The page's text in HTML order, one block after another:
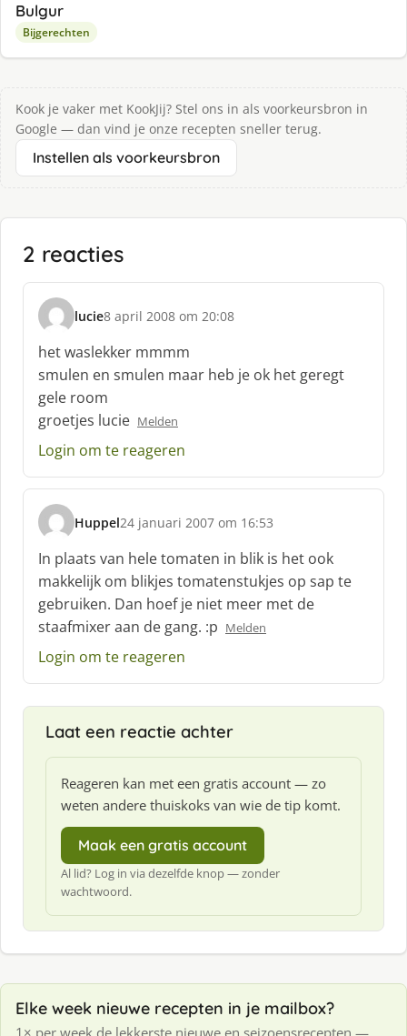
Bulgur
Bijgerechten
Kook je vaker met KookJij? Stel ons in als voorkeursbron in
Google — dan vind je onze recepten sneller terug.
Instellen als voorkeursbron
2 reacties
lucie
s
c
h
r
e
e
:
8 april 2008 om 20:08
het waslekker mmmm
smulen en smulen maar heb je ok het geregt
gele room
groetjes lucie Melden
Login om te reageren
Huppel
s
c
h
r
e
e
:
24 januari 2007 om 16:53
In plaats van hele tomaten in blik is het ook
makkelijk om blikjes tomatenstukjes op sap te
gebruiken. Dan hoef je niet meer met de
staafmixer aan de gang. :p Melden
Login om te reageren
Laat een reactie achter
Reageren kan met een gratis account — zo
weten andere thuiskoks van wie de tip komt.
Maak een gratis account
Al lid? Log in via dezelfde knop — zonder
wachtwoord.
Elke week nieuwe recepten in je mailbox?